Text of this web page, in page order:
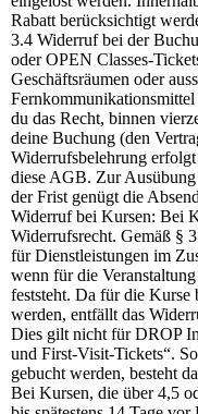
Rabatt berücksichtigt
3.4 Widerruf bei der
oder OPEN Classes-
Geschäftsräumen oder
du das Recht, binnen
deine Buchung (den
Widerrufsbelehrung
diese AGB. Zur
der Frist genügt die
Widerruf bei Kursen: Bei
Widerrufsrecht. Gemäß §
für Dienstleistungen im
wenn für die
feststeht. Da für die Kurse
werden, entfällt das
Dies gilt nicht für DROP
und First-Visit-Tickets“.
gebucht werden, besteht
Bei Kursen, die über 4,5